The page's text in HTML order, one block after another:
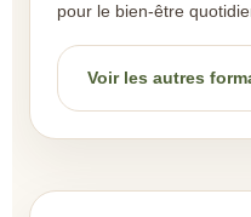
pour le bien-être
Voir les autres